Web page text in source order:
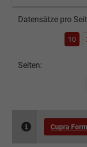
Datensätze pro
10
Seiten:
Cupra